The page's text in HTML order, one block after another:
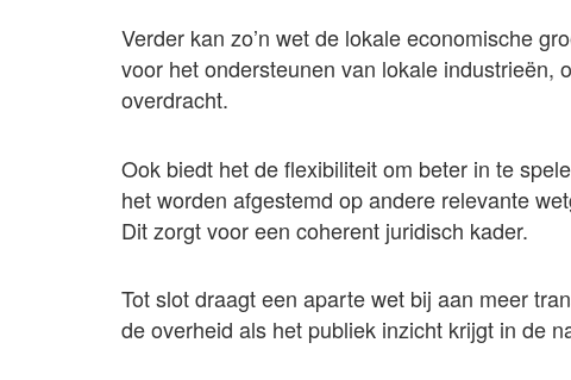
Verder kan zo’n wet de lokale economische
voor het ondersteunen van lokale industrieën,
overdracht.
Ook biedt het de flexibiliteit om beter in te
het worden afgestemd op andere relevante
Dit zorgt voor een coherent juridisch kader.
Tot slot draagt een aparte wet bij aan meer
de overheid als het publiek inzicht krijgt in de